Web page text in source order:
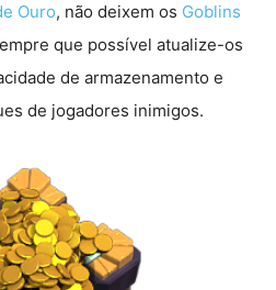
Ouro, não deixem os Goblins
que possível atualize-os
de armazenamento e
de jogadores inimigos.